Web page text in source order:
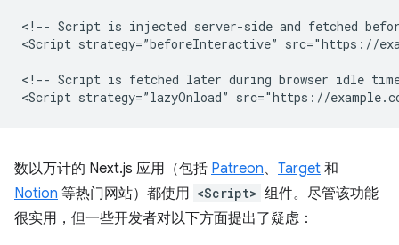
<!-- Script is injected server-side and fetched
<Script strategy=”beforeInteractive” src="https://
<!-- Script is fetched later during browser idle
数以万计的 Next.js 应用（包括 Patreon、 Target 和
Notion 等热门网站）都使用 <Script> 组件。尽管该功能
很实用，但一些开发者对以下方面提出了疑虑：